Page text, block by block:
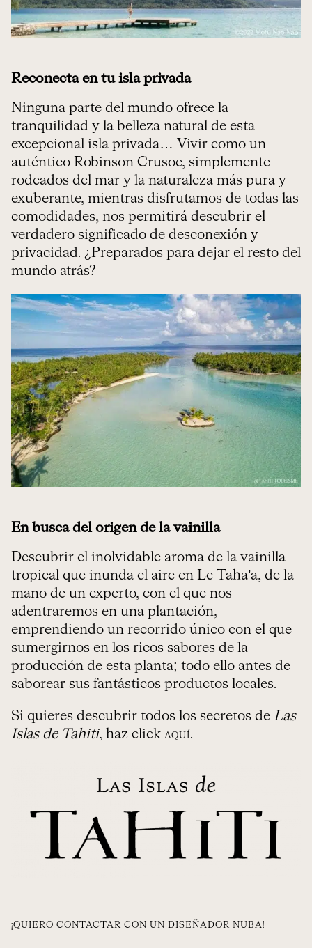
Reconecta en tu isla privada
Ninguna parte del mundo ofrece la
tranquilidad y la belleza natural de esta
excepcional isla privada… Vivir como un
auténtico Robinson Crusoe, simplemente
rodeados del mar y la naturaleza más pura y
exuberante, mientras disfrutamos de todas las
comodidades, nos permitirá descubrir el
verdadero significado de desconexión y
privacidad. ¿Preparados para dejar el resto del
mundo atrás?
En busca del origen de la vainilla
Descubrir el inolvidable aroma de la vainilla
tropical que inunda el aire en Le Taha’a, de la
mano de un experto, con el que nos
adentraremos en una plantación,
emprendiendo un recorrido único con el que
sumergirnos en los ricos sabores de la
producción de esta planta; todo ello antes de
saborear sus fantásticos productos locales.
Si quieres descubrir todos los secretos de Las
Islas de Tahiti, haz click AQUÍ.
¡QUIERO CONTACTAR CON UN DISEÑADOR NUBA!